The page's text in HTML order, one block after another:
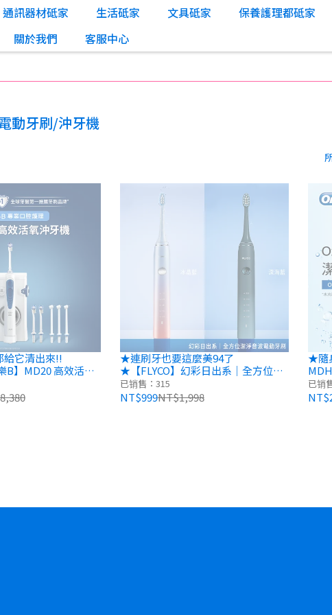
通訊器材砥家 生活砥家 文具砥家 保養護理都砥家
關於我們 客服中心
動牙刷/沖牙機
它清出來!!
】MD20 高效活氧
智砥家
★連刷牙也要這麼美94了
★【FLYCO】幻彩日出系｜全方位潔
淨音波電動牙刷 冰晶藍/深海藍
FT7105TW
已销售：315
NT$999NT$1,998
★隨
已销